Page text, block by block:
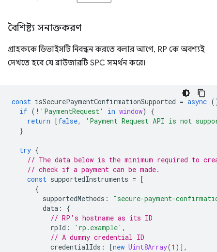
বৈশিষ্ট্য সনাক্তকরণ
গ্রাহককে ডিভাইসটি নিবন্ধন করতে বলার আগে, RP কে অবশ্যই
দেখতে হবে যে ব্রাউজারটি SPC সমর্থন করে।
const isSecurePaymentConfirmationSupported = async
if ( ! 'PaymentRequest' in window)
{
return
[false,
'Payment Request API is not
}
try {
// The data below is the minimum required to
// check if a payment can be made.
const supportedInstruments =
[
{
supportedMethods :
"secure-payment-
data :
{
// RP's hostname as its ID
rpId : 'rp.example' ,
// A dummy credential ID
credentialIds : [new Uint8Array(1 )],